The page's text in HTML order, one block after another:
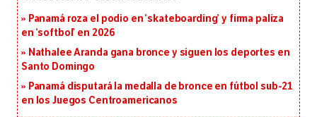
Panamá roza el podio en ‘skateboarding’ y firma paliza
en ‘softbol’ en 2026
Nathalee Aranda gana bronce y siguen los deportes en
Santo Domingo
Panamá disputará la medalla de bronce en fútbol sub-21
en los Juegos Centroamericanos